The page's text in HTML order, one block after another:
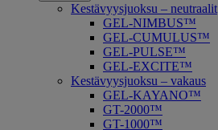
Kestävyysjuoksu – neutraalit
GEL-NIMBUS™
GEL-CUMULUS™
GEL-PULSE™
GEL-EXCITE™
Kestävyysjuoksu – vakaus
GEL-KAYANO™
GT-2000™
GT-1000™